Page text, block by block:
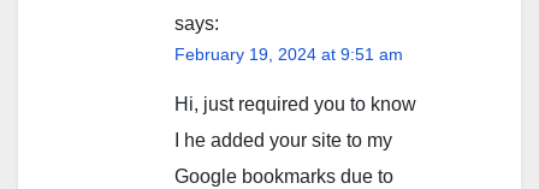
says:
February 19, 2024 at 9:51 am
Hi, just required you to know
I he added your site to my
Google bookmarks due to